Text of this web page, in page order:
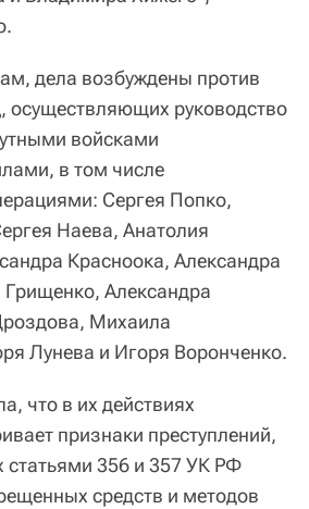
дела возбуждены против
осуществляющих руководство
войсками
в том числе
Сергея Попко,
Наева, Анатолия
Красноока, Александра
Александра
Михаила
Лунева и Игоря Воронченко.
что в их действиях
признаки преступлений,
статьями 356 и 357 УК РФ
средств и методов